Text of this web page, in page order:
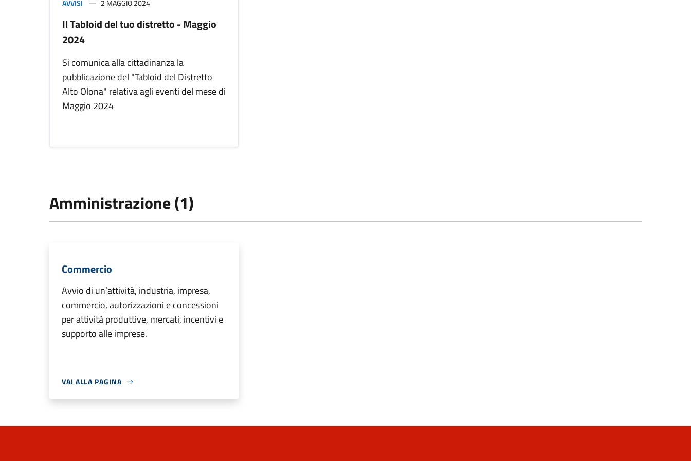
AVVISI 2 MAGGIO 2024
Il Tabloid del tuo distretto - Maggio
2024
Si comunica alla cittadinanza la
pubblicazione del "Tabloid del Distretto
Alto Olona" relativa agli eventi del mese di
Maggio 2024
Amministrazione (1)
Commercio
Avvio di un’attività, industria, impresa,
commercio, autorizzazioni e concessioni
per attività produttive, mercati, incentivi e
supporto alle imprese.
VAI ALLA PAGINA